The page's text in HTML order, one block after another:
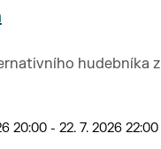
hudebníka z
20:00 - 22. 7. 2026 22:00